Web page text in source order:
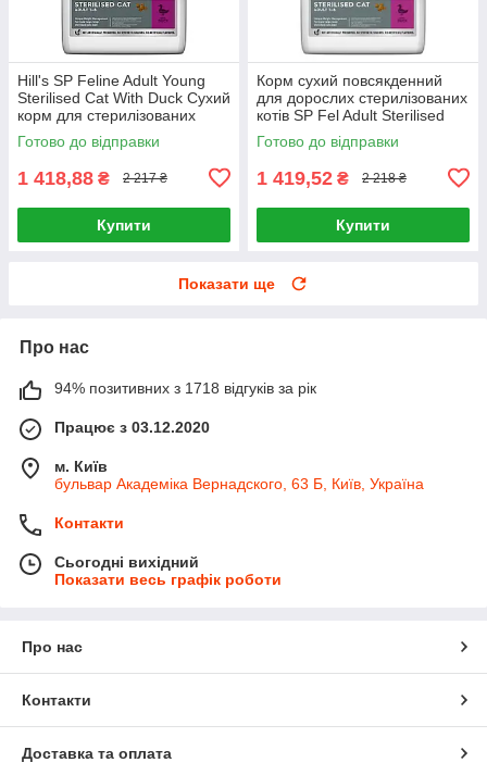
Hill's SP Feline Adult Young
Sterilised Cat With Duck Сухий
корм для стерилізованих
котів 3кг
Готово до відправки
1 418,88 ₴ 2 217 ₴
Купити
Корм сухий повсякденний
для дорослих стерилізованих
котів SP Fel Adult Sterilised
Cat Duck 3кг, Качка
Готово до відправки
1 419,52 ₴ 2 218 ₴
Купити
Показати ще
Про нас
94% позитивних з 1718 відгуків за рік
Працює з 03.12.2020
м. Київ
бульвар Академіка Вернадского, 63 Б, Київ, Україна
Контакти
Сьогодні вихідний
Показати весь графік роботи
Про нас
Контакти
Доставка та оплата